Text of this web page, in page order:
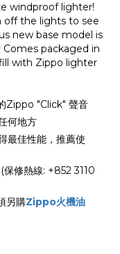
windproof lighter!
off the lights to see
new base model is
packaged in
with Zippo lighter
Zippo "Click" 聲音
何地方
最佳性能，推薦使
保修熱線: +852 3110
另購Zippo火機油